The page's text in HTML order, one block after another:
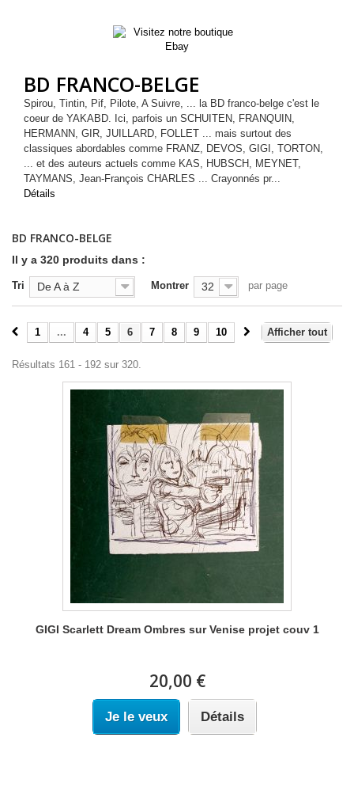
BD FRANCO-BELGE
Spirou, Tintin, Pif, Pilote, A Suivre, ... la BD franco-belge c'est le
coeur de YAKABD. Ici, parfois un SCHUITEN, FRANQUIN,
HERMANN, GIR, JUILLARD, FOLLET ... mais surtout des
classiques abordables comme FRANZ, DEVOS, GIGI, TORTON,
... et des auteurs actuels comme KAS, HUBSCH, MEYNET,
TAYMANS, Jean-François CHARLES ... Crayonnés pr...
Détails
BD FRANCO-BELGE
Il y a 320 produits dans :
Tri De A à Z Montrer 32 par page
Afficher tout
1 ... 4 5 6 7 8 9 10
Résultats 161 - 192 sur 320.
GIGI Scarlett Dream Ombres sur Venise projet couv 1
20,00 €
Je le veux Détails